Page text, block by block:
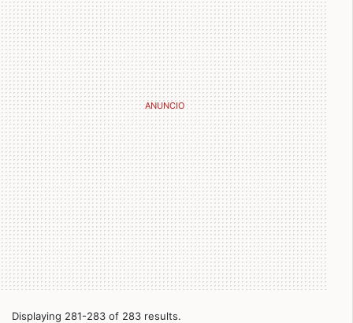
Displaying 281-283 of 283 results.